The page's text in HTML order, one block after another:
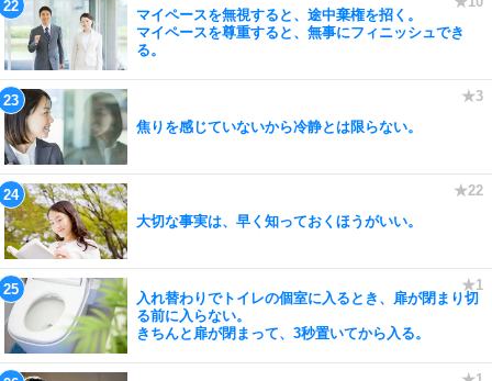
マイペースを無視すると、途中棄権を招く。
マイペースを尊重すると、無事にフィニッシュでき
る。
焦りを感じていないから冷静とは限らない。
大切な事実は、早く知っておくほうがいい。
入れ替わりでトイレの個室に入るとき、扉が閉まり切
る前に入らない。
きちんと扉が閉まって、3秒置いてから入る。